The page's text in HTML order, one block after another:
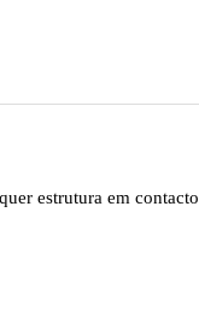
estrutura em contacto